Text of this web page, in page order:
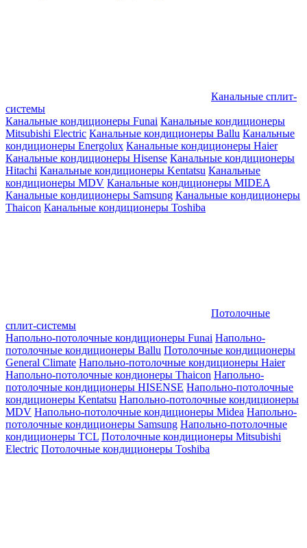
Канальные сплит-
системы
Канальные кондиционеры Funai Канальные кондиционеры
Mitsubishi Electric Канальные кондиционеры Ballu Канальные
кондиционеры Energolux Канальные кондиционеры Haier
Канальные кондиционеры Hisense Канальные кондиционеры
Hitachi Канальные кондиционеры Kentatsu Канальные
кондиционеры MDV Канальные кондиционеры MIDEA
Канальные кондиционеры Samsung Канальные кондиционеры
Thaicon Канальные кондиционеры Toshiba
Потолочные
сплит-системы
Напольно-потолочные кондиционеры Funai Напольно-
потолочные кондиционеры Ballu Потолочные кондиционеры
General Climate Напольно-потолочные кондиционеры Haier
Напольно-потолочные кондионеры Thaicon Напольно-
потолочные кондиционеры HISENSE Напольно-потолочные
кондиционеры Kentatsu Напольно-потолочные кондиционеры
MDV Напольно-потолочные кондиционеры Midea Напольно-
потолочные кондиционеры Samsung Напольно-потолочные
кондиционеры TCL Потолочные кондиционеры Mitsubishi
Electric Потолочные кондиционеры Toshiba